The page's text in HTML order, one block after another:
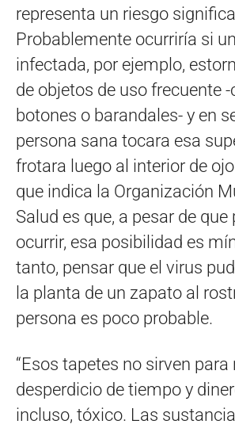
representa un riesgo
Probablemente ocurriría si
infectada, por ejemplo,
de objetos de uso frecuente
botones o barandales- y en
persona sana tocara esa
frotara luego al interior de
que indica la Organización
Salud es que, a pesar de que
ocurrir, esa posibilidad es
tanto, pensar que el virus
la planta de un zapato al
persona es poco probable.
“Esos tapetes no sirven para
desperdicio de tiempo y
incluso, tóxico. Las